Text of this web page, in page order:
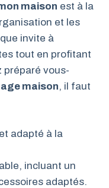
maison est à la
et les
invite à
tout en profitant
préparé vous-
maison, il faut
adapté à la
incluant un
adaptés.